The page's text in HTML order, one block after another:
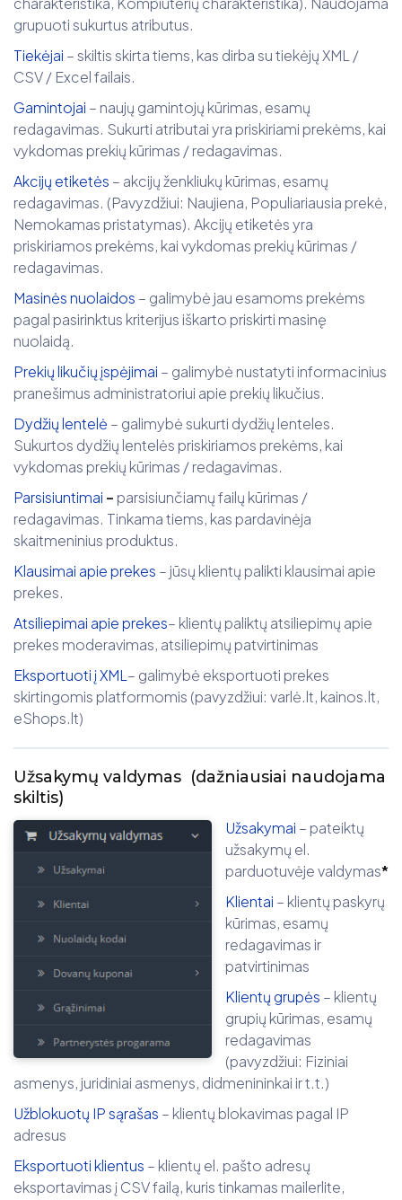
grupuoti sukurtus atributus.
Tiekėjai – skiltis skirta tiems, kas dirba su tiekėjų XML /
CSV / Excel failais.
Gamintojai – naujų gamintojų kūrimas, esamų
redagavimas. Sukurti atributai yra priskiriami prekėms, kai
vykdomas prekių kūrimas / redagavimas.
Akcijų etiketės – akcijų ženkliukų kūrimas, esamų
redagavimas. (Pavyzdžiui: Naujiena, Populiariausia prekė,
Nemokamas pristatymas). Akcijų etiketės yra
priskiriamos prekėms, kai vykdomas prekių kūrimas /
redagavimas.
Masinės nuolaidos – galimybė jau esamoms prekėms
pagal pasirinktus kriterijus iškarto priskirti masinę
nuolaidą.
Prekių likučių įspėjimai – galimybė nustatyti informacinius
pranešimus administratoriui apie prekių likučius.
Dydžių lentelė – galimybė sukurti dydžių lenteles.
Sukurtos dydžių lentelės priskiriamos prekėms, kai
vykdomas prekių kūrimas / redagavimas.
Parsisiuntimai – parsisiunčiamų failų kūrimas /
redagavimas. Tinkama tiems, kas pardavinėja
skaitmeninius produktus.
Klausimai apie prekes – jūsų klientų palikti klausimai apie
prekes.
Atsiliepimai apie prekes– klientų paliktų atsiliepimų apie
prekes moderavimas, atsiliepimų patvirtinimas
Eksportuoti į XML – galimybė eksportuoti prekes
skirtingomis platformomis (pavyzdžiui: varlė.lt, kainos.lt,
eShops.lt)
Užsakymų valdymas (dažniausiai naudojama
skiltis)
Užsakymai – pateiktų
užsakymų el.
parduotuvėje valdymas*
Klientai – klientų paskyrų
kūrimas, esamų
redagavimas ir
patvirtinimas
Klientų grupės – klientų
grupių kūrimas, esamų
redagavimas
(pavyzdžiui: Fiziniai
asmenys, juridiniai asmenys, didmenininkai ir t.t.)
Užblokuotų IP sąrašas – klientų blokavimas pagal IP
adresus
Eksportuoti klientus – klientų el. pašto adresų
eksportavimas į CSV failą, kuris tinkamas mailerlite,